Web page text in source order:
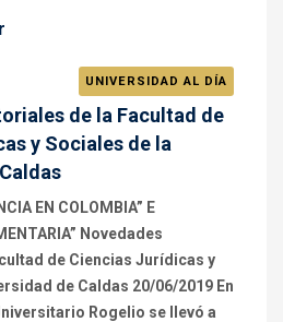
UNIVERSIDAD AL DÍA
de la Facultad de
y Sociales de la
EN COLOMBIA” E
Novedades
de Ciencias Jurídicas y
de Caldas 20/06/2019 En
Rogelio se llevó a